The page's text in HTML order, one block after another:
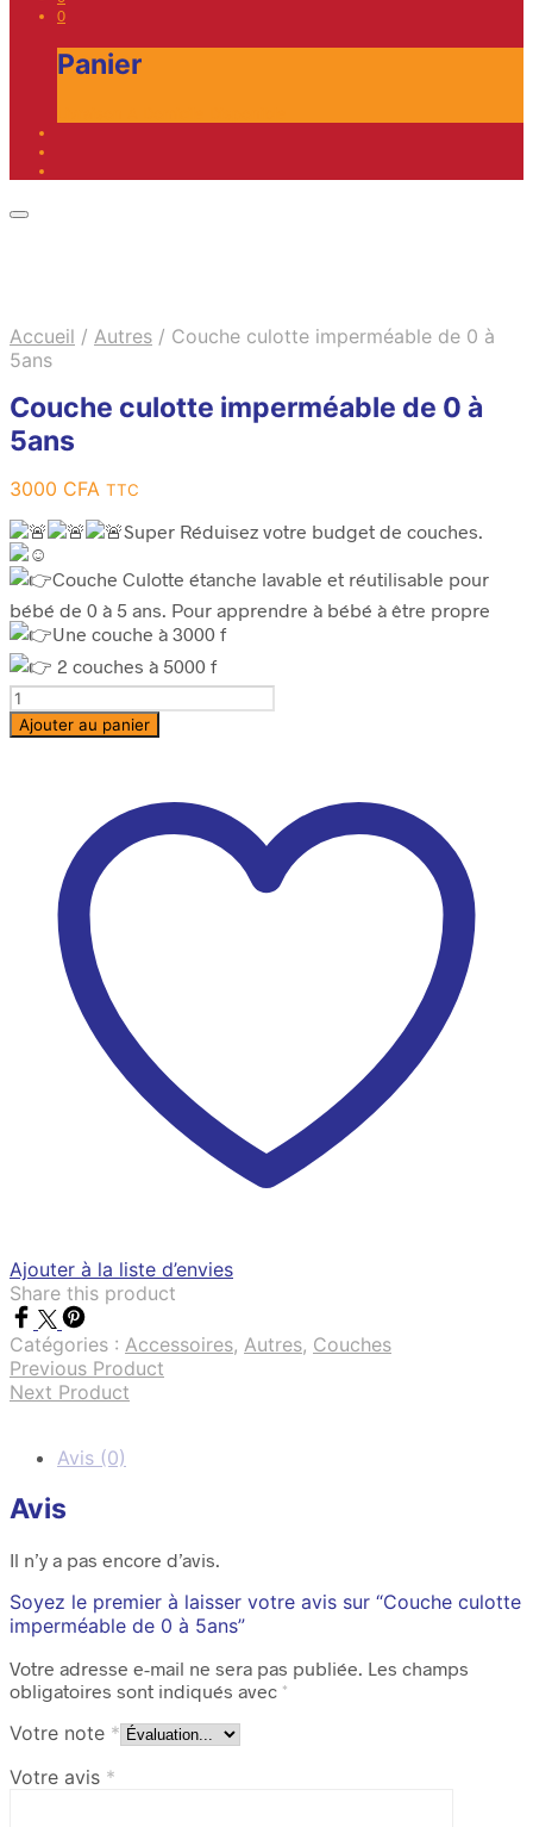
0
Panier
Accueil / Autres / Couche culotte imperméable de 0 à
5ans
Couche culotte imperméable de 0 à
5ans
3000 CFA TTC
Super Réduisez votre budget de couches.
Couche Culotte étanche lavable et réutilisable pour
bébé de 0 à 5 ans. Pour apprendre à bébé à être propre
Une couche à 3000 f
2 couches à 5000 f
Quantité
Ajouter au panier
Ajouter à la liste d’envies
Share this product
Catégories : Accessoires, Autres, Couches
Previous Product
Next Product
Avis (0)
Avis
Il n’y a pas encore d’avis.
Soyez le premier à laisser votre avis sur “Couche culotte
imperméable de 0 à 5ans”
Votre adresse e-mail ne sera pas publiée. Les champs
obligatoires sont indiqués avec *
Votre note *
Votre avis *